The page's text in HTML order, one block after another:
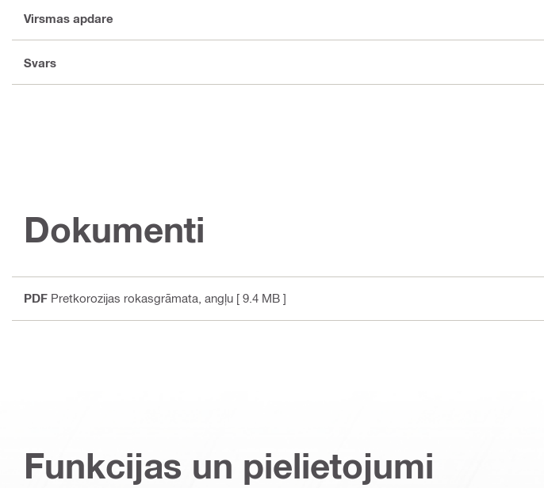
Virsmas apdare
Svars
Dokumenti
PDF Pretkorozijas rokasgrāmata , angļu [ 9.4 MB ]
Funkcijas un pielietojumi